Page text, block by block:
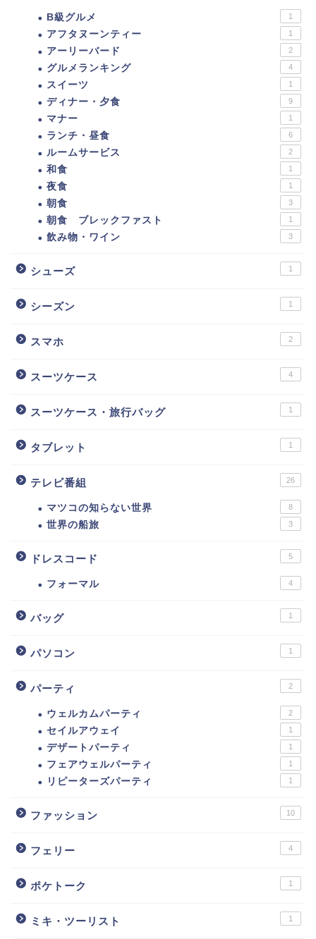
B級グルメ 1
アフタヌーンティー 1
アーリーバード 2
グルメランキング 4
スイーツ 1
ディナー・夕食 9
マナー 1
ランチ・昼食 6
ルームサービス 2
和食 1
夜食 1
朝食 3
朝食 ブレックファスト 1
飲み物・ワイン 3
シューズ 1
シーズン 1
スマホ 2
スーツケース 4
スーツケース・旅行バッグ 1
タブレット 1
テレビ番組 26
マツコの知らない世界 8
世界の船旅 3
ドレスコード 5
フォーマル 4
バッグ 1
パソコン 1
パーティ 2
ウェルカムパーティ 2
セイルアウェイ 1
デザートパーティ 1
フェアウェルパーティ 1
リピーターズパーティ 1
ファッション 10
フェリー 4
ポケトーク 1
ミキ・ツーリスト 1